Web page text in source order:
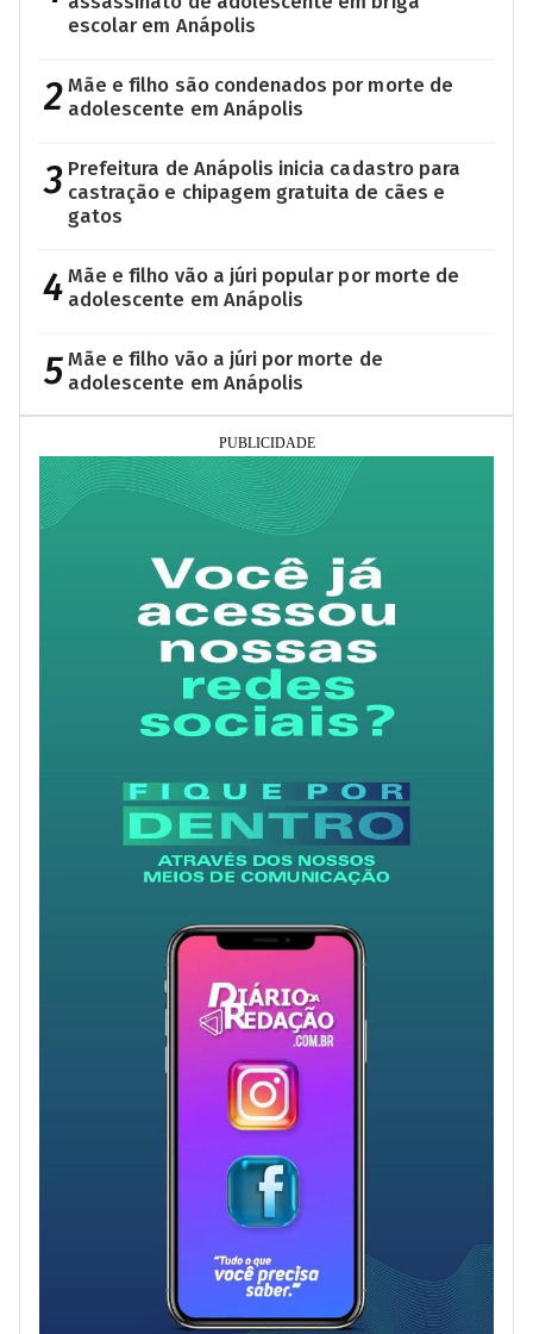
escolar em Anápolis
2 Mãe e filho são condenados por morte de
adolescente em Anápolis
3 Prefeitura de Anápolis inicia cadastro para
castração e chipagem gratuita de cães e
gatos
4 Mãe e filho vão a júri popular por morte de
adolescente em Anápolis
5 Mãe e filho vão a júri por morte de
adolescente em Anápolis